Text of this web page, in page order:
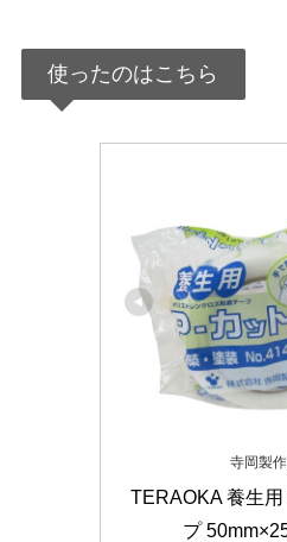
使ったのはこちら
寺岡製
TERAOKA 養生
プ